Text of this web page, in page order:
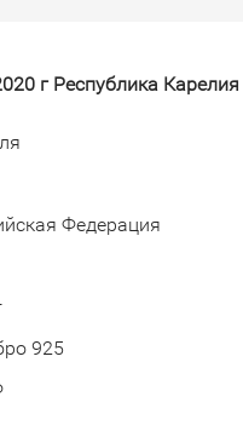
г Республика Карелия
Федерация
925